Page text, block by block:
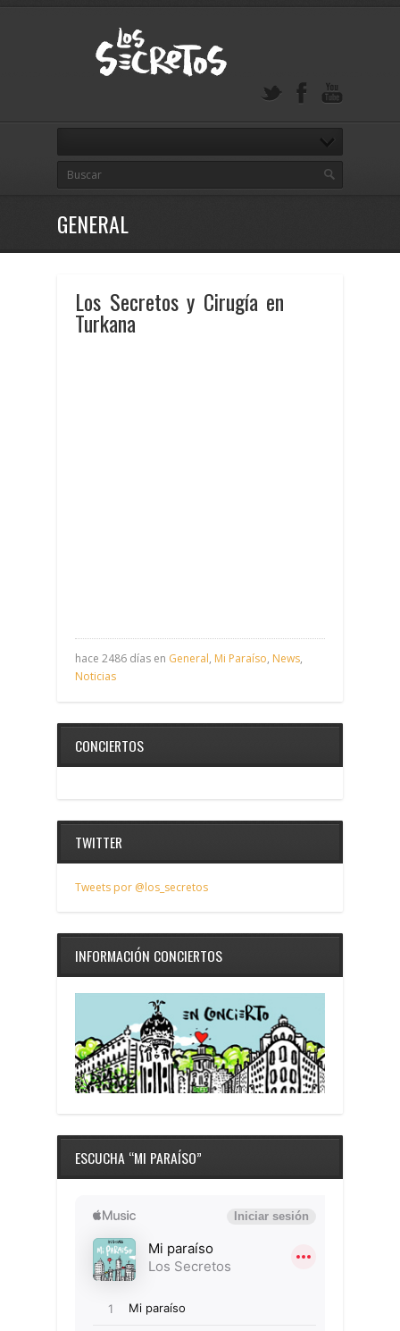
GENERAL
Los Secretos y Cirugía en
Turkana
hace 2486 días en General, Mi Paraíso, News,
Noticias
CONCIERTOS
TWITTER
Tweets por @los_secretos
INFORMACIÓN CONCIERTOS
ESCUCHA “MI PARAÍSO”